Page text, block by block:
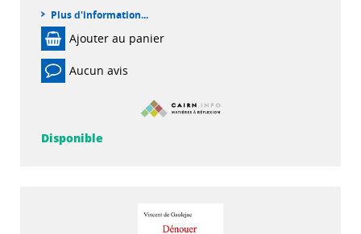
Plus d'information...
Ajouter au panier
Aucun avis
Disponible